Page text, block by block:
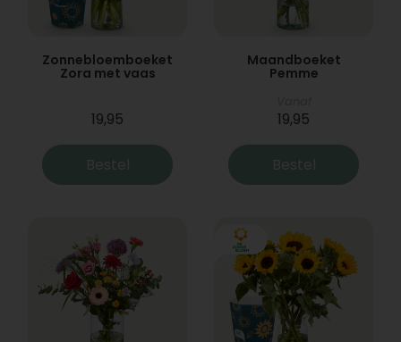
Zonnebloemboeket
Zora met vaas
19,95
Bestel
Maandboeket
Pemme
19,95
Bestel